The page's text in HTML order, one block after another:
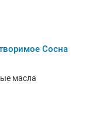
Сосна
масла